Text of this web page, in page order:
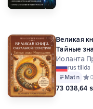
Великая
Тайные
издание
Иоланта
rus tilida
Matn
0
73 038,64